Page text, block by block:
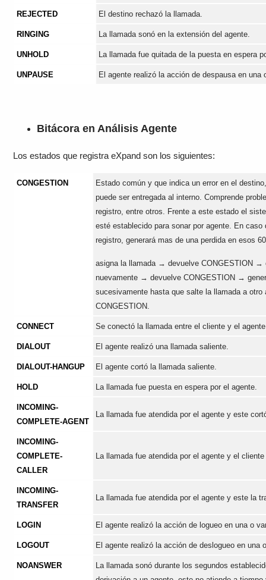
REJECTED El destino rechazó la llamada.
RINGING La llamada sonó en la extensión del agente.
UNHOLD La llamada fue quitada de la puesta en espera
UNPAUSE El agente realizó la acción de despausa en una
Bitácora en Análisis Agente
Los estados que registra eXpand son los siguientes:
CONGESTION
Estado común y que indica un error en el
puede ser entregada al interno. Comprende
registro, entre otros. Frente a este estado el
esté establecido para sonar por agente. En caso
registro, generará mas de una perdida en esos
asigna la llamada → devuelve CONGESTION →
nuevamente → devuelve CONGESTION →
sucesivamente hasta que salte la llamada a otro
CONGESTION.
CONNECT Se conectó la llamada entre el cliente y el
DIALOUT El agente realizó una llamada saliente.
DIALOUT-HANGUP El agente cortó la llamada saliente.
HOLD La llamada fue puesta en espera por el agente.
INCOMING-
COMPLETE-AGENT
La llamada fue atendida por el agente y este
INCOMING-
COMPLETE-
CALLER
La llamada fue atendida por el agente y el
INCOMING-
TRANSFER
La llamada fue atendida por el agente y este la
LOGIN El agente realizó la acción de logueo en una o
LOGOUT El agente realizó la acción de deslogueo en una
NOANSWER
La llamada sonó durante los segundos